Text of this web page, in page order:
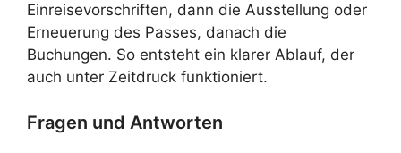
Einreisevorschriften, dann die Ausstellung oder
Erneuerung des Passes, danach die
Buchungen. So entsteht ein klarer Ablauf, der
auch unter Zeitdruck funktioniert.
Fragen und Antworten